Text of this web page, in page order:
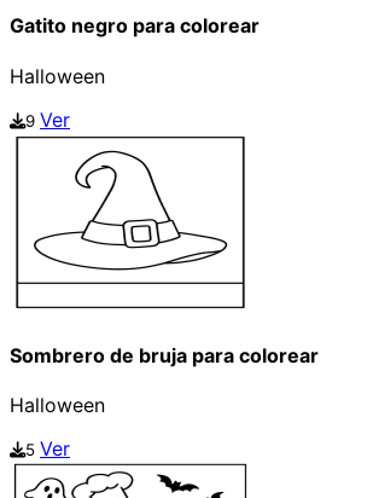
Gatito negro para colorear
Halloween
9 Ver
Sombrero de bruja para colorear
Halloween
5 Ver